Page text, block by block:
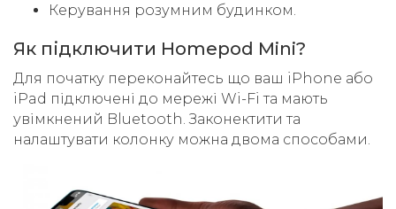
Керування розумним будинком.
Як підключити Homepod Mini?
Для початку переконайтесь що ваш iPhone або
iPad підключені до мережі Wi-Fi та мають
увімкнений Bluetooth. Законектити та
налаштувати колонку можна двома способами.